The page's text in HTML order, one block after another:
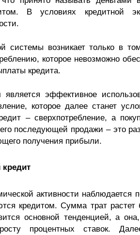
В условиях кредитной
системы возникает только в
которое невозможно
кредита.
эффективное
которое далее станет
– сверхпотребление, а
последующей продажи – это
получения прибыли.
активности наблюдается
кредитом. Сумма трат растет
основной тенденцией, а
процентных ставок.